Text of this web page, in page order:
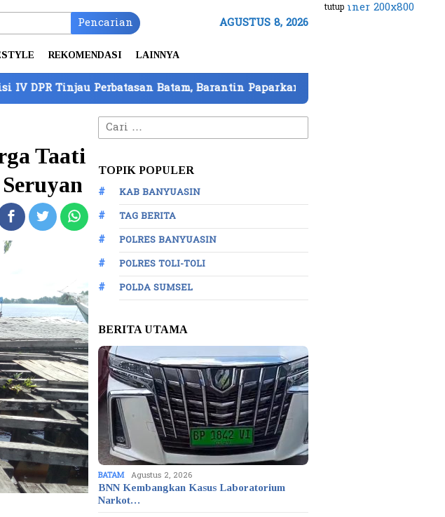
tutup
Pencarian AGUSTUS 8, 2026
REKOMENDASI LAINNYA
Batam, Barantin Paparkan 7 Strategi Perkuat Pengawasan
Taati
Cari
untuk:
TOPIK POPULER
KAB BANYUASIN
TAG BERITA
POLRES BANYUASIN
POLRES TOLI-TOLI
POLDA SUMSEL
BERITA UTAMA
BATAM Agustus 2, 2026
BNN Kembangkan Kasus Laboratorium
Narkot…